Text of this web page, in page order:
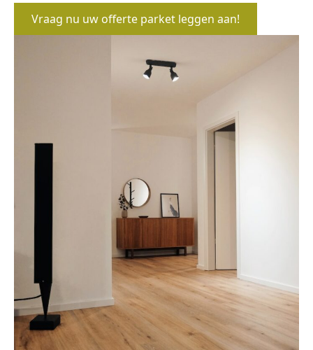
Vraag nu uw offerte parket leggen aan!